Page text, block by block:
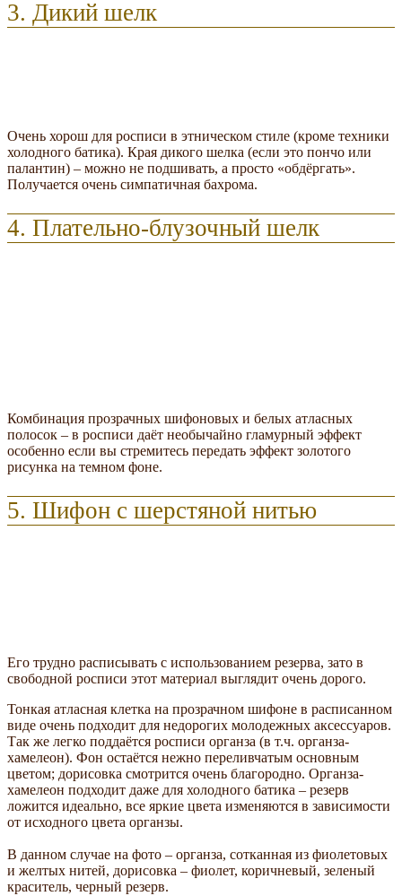
3. Дикий шелк
Очень хорош для росписи в этническом стиле (кроме техники
холодного батика). Края дикого шелка (если это пончо или
палантин) – можно не подшивать, а просто «обдёргать».
Получается очень симпатичная бахрома.
4. Плательно-блузочный шелк
Комбинация прозрачных шифоновых и белых атласных
полосок – в росписи даёт необычайно гламурный эффект
особенно если вы стремитесь передать эффект золотого
рисунка на темном фоне.
5. Шифон с шерстяной нитью
Его трудно расписывать с использованием резерва, зато в
свободной росписи этот материал выглядит очень дорого.
Тонкая атласная клетка на прозрачном шифоне в расписанном
виде очень подходит для недорогих молодежных аксессуаров.
Так же легко поддаётся росписи органза (в т.ч. органза-
хамелеон). Фон остаётся нежно переливчатым основным
цветом; дорисовка смотрится очень благородно. Органза-
хамелеон подходит даже для холодного батика – резерв
ложится идеально, все яркие цвета изменяются в зависимости
от исходного цвета органзы.
В данном случае на фото – органза, сотканная из фиолетовых
и желтых нитей, дорисовка – фиолет, коричневый, зеленый
краситель, черный резерв.